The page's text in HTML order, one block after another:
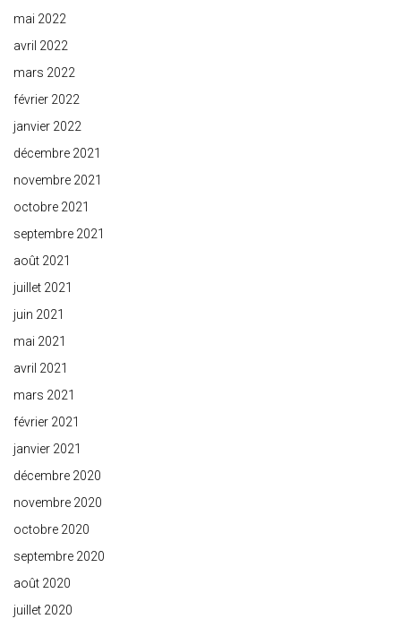
mai 2022
avril 2022
mars 2022
février 2022
janvier 2022
décembre 2021
novembre 2021
octobre 2021
septembre 2021
août 2021
juillet 2021
juin 2021
mai 2021
avril 2021
mars 2021
février 2021
janvier 2021
décembre 2020
novembre 2020
octobre 2020
septembre 2020
août 2020
juillet 2020